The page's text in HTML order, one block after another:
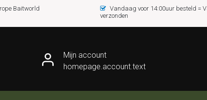
Baitworld
Vandaag voor 14:00uur besteld =
verzonden
Mijn account
homepage.account.text